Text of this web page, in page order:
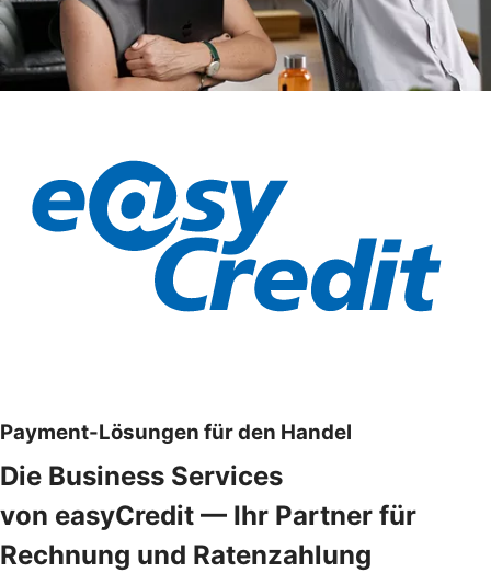
Payment-Lösungen für den Handel
Die Business Services
von easyCredit — Ihr Partner für
Rechnung und Ratenzahlung